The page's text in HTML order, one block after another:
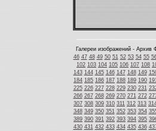
Галереи изображений - Архив
46 47 48 49 50 51 52 53 54 55
102 103 104 105 106 107 108
143 144 145 146 147 148 149
184 185 186 187 188 189 190
225 226 227 228 229 230 231
266 267 268 269 270 271 272
307 308 309 310 311 312 313
348 349 350 351 352 353 354
389 390 391 392 393 394 395
430 431 432 433 434 435 436